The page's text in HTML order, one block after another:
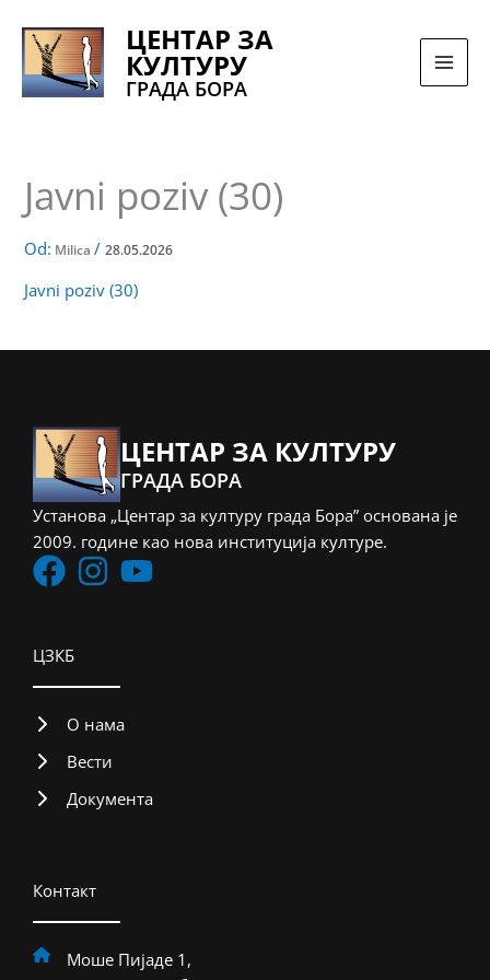
sadržaj
ЦЕНТАР ЗА
КУЛТУРУ
ГРАДА БОРА
Javni poziv (30)
Od: Milica/28.05.2026
Javni poziv (30)
ЦЕНТАР ЗА КУЛТУРУ
ГРАДА БОРА
Установа „Центар за културу града Бора” основана је
2009. године као нова институција културе.
ЦЗКБ
О нама
Вести
Документа
Контакт
Моше Пијаде 1,